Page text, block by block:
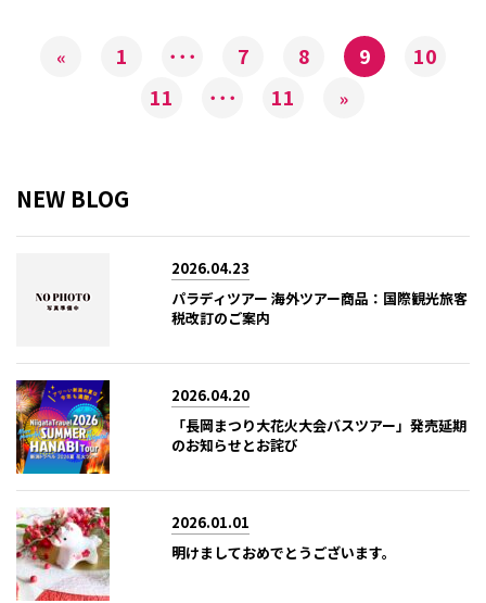
« 1 ･･･ 7 8 9
10
11
･･･ 11 »
NEW BLOG
2026.04.23
パラディツアー 海外ツアー商品：国際観光旅客
税改訂のご案内
2026.04.20
「長岡まつり大花火大会バスツアー」発売延期
のお知らせとお詫び
2026.01.01
明けましておめでとうございます。